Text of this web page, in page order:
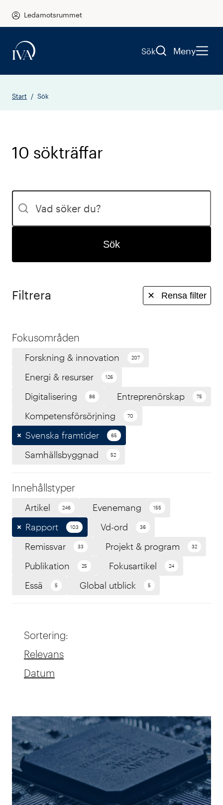
Ledamotsrummet
Sök Meny
Start Sök
10 sökträffar
Sök
Filtrera ✕ Rensa filter
Fokusområden
Forskning & innovation 207
Energi & resurser 126
Digitalisering 86 Entreprenörskap 75
Kompetensförsörjning 70
Svenska framtider 65
Samhällsbyggnad 52
Innehållstyper
Artikel 246 Evenemang 155
Rapport 103 Vd-ord 36
Remissvar 33 Projekt & program 32
Publikation 25 Fokusartikel 24
Essä 5 Global utblick 5
Sortering:
Relevans
Datum
Search results updated results with filter x x